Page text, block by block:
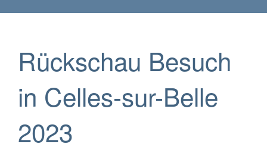
Rückschau Besuch
in Celles-sur-Belle
2023